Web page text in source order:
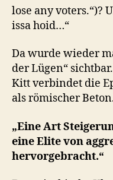
lose any voters.“)?
issa hoid…“
Da wurde wieder
der Lügen“
Kitt verbindet die
als römischer
„Eine Art
eine Elite von
hervorgebracht.“